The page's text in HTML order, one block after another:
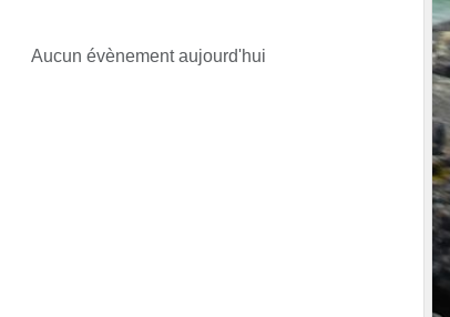
Aucun évènement aujourd'hui